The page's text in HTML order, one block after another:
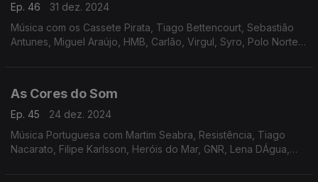
Ep. 46
31 dez. 2024
Música com os Cassete Pirata, Tiago Bettencourt, Sebastião
Antunes, Miguel Araújo, HMB, Carlão, Virgul, Syro, Polo Norte,
As Cores do Som
Ep. 45
24 dez. 2024
Música Portuguesa com Martim Seabra, Resistência, Tiago
Nacarato, Filipe Karlsson, Heróis do Mar, GNR, Lena DÁgua,